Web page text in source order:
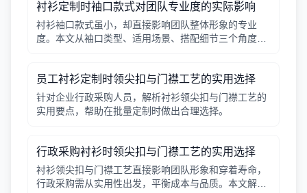
衬衫定制时袖口款式对团队专业度的实际影响
衬衫袖口款式虽小，却直接影响团队整体形象的专业
度。本文从袖口类型、适用场景、搭配细节三个角度，
员工衬衫定制时领尖扣与门襟工艺的实用选择
针对企业行政采购人员，解析衬衫领尖扣与门襟工艺的
实用要点，帮助在批量定制时做出合理选择。
行政采购衬衫时领尖扣与门襟工艺的实用选择
衬衫领尖扣与门襟工艺直接影响团队形象和穿着寿命，
行政采购需从实用性出发，平衡成本与品质。本文解析